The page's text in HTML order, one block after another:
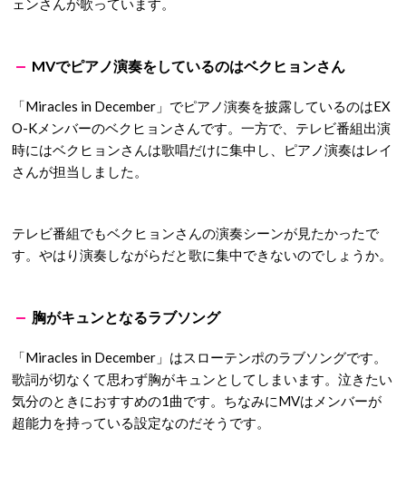
ェンさんが歌っています。
MVでピアノ演奏をしているのはベクヒョンさん
「Miracles in December 」でピアノ演奏を披露しているのはEX
O-Kメンバーのベクヒョンさんです。一方で、テレビ番組出演
時にはベクヒョンさんは歌唱だけに集中し、ピアノ演奏はレイ
さんが担当しました。
テレビ番組でもベクヒョンさんの演奏シーンが見たかったで
す。やはり演奏しながらだと歌に集中できないのでしょうか。
胸がキュンとなるラブソング
「Miracles in December 」はスローテンポのラブソングです。
歌詞が切なくて思わず胸がキュンとしてしまいます。泣きたい
気分のときにおすすめの1曲です。ちなみにMVはメンバーが
超能力を持っている設定なのだそうです。